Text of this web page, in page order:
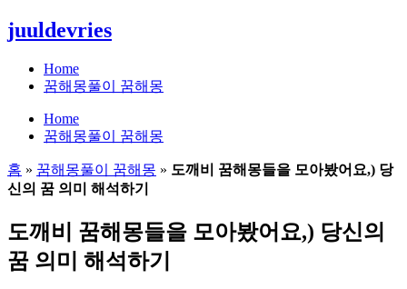
콘
텐
juuldevries
Home
꿈해몽풀이 꿈해몽
Home
꿈해몽풀이 꿈해몽
홈 » 꿈해몽풀이 꿈해몽 » 도깨비 꿈해몽들을 모아봤어요,) 당
신의 꿈 의미 해석하기
도깨비 꿈해몽들을 모아봤어요,) 당신의
꿈 의미 해석하기